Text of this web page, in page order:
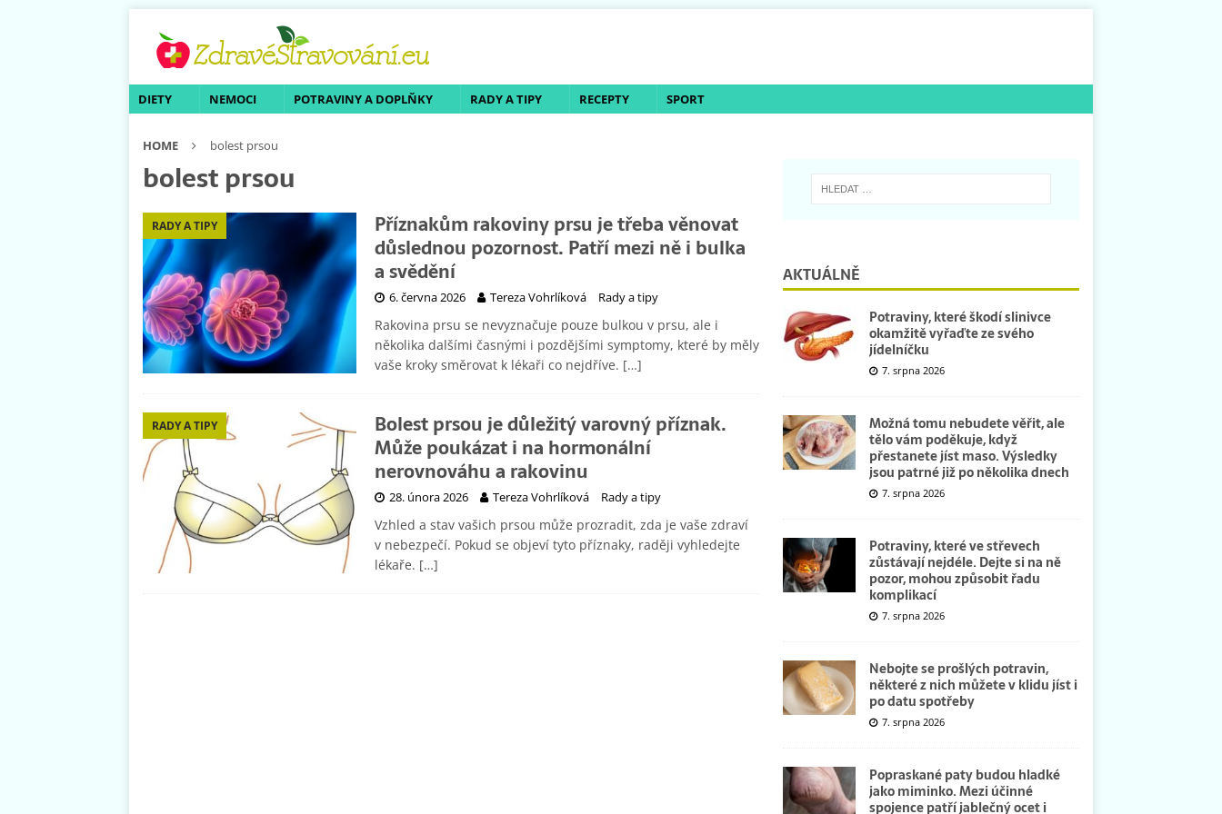
DIETY NEMOCI POTRAVINY A DOPLŇKY RADY A TIPY RECEPTY SPORT
HOME bolest prsou
bolest prsou
RADY A TIPY
Příznakům rakoviny prsu je třeba věnovat
důslednou pozornost. Patří mezi ně i bulka
a svědění
6. června 2026 Tereza Vohrlíková Rady a tipy
Rakovina prsu se nevyznačuje pouze bulkou v prsu, ale i
několika dalšími časnými i pozdějšími symptomy, které by měly
vaše kroky směrovat k lékaři co nejdříve. […]
RADY A TIPY
Bolest prsou je důležitý varovný příznak.
Může poukázat i na hormonální
nerovnováhu a rakovinu
28. února 2026 Tereza Vohrlíková Rady a tipy
Vzhled a stav vašich prsou může prozradit, zda je vaše zdraví
v nebezpečí. Pokud se objeví tyto příznaky, raději vyhledejte
lékaře. […]
AKTUÁLNĚ
Potraviny, které škodí slinivce
okamžitě vyřaďte ze svého
jídelníčku
7. srpna 2026
Možná tomu nebudete věřit, ale
tělo vám poděkuje, když
přestanete jíst maso. Výsledky
jsou patrné již po několika dnech
7. srpna 2026
Potraviny, které ve střevech
zůstávají nejdéle. Dejte si na ně
pozor, mohou způsobit řadu
komplikací
7. srpna 2026
Nebojte se prošlých potravin,
některé z nich můžete v klidu jíst i
po datu spotřeby
7. srpna 2026
Popraskané paty budou hladké
jako miminko. Mezi účinné
spojence patří jablečný ocet i